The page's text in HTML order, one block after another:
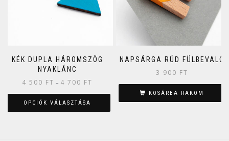
KÉK DUPLA HÁROMSZÖG
NYAKLÁNC
4 500 FT – 4 700 FT
OPCIÓK VÁLASZTÁSA
NAPSÁRGA RÚD FÜLBEVALÓ
3 900 FT
KOSÁRBA RAKOM